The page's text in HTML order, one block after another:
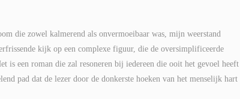
die zowel kalmerend als onvermoeibaar was, mijn weerstand
kijk op een complexe figuur, die de oversimplificeerde
is een roman die zal resoneren bij iedereen die ooit het gevoel heeft
pad dat de lezer door de donkerste hoeken van het menselijk hart